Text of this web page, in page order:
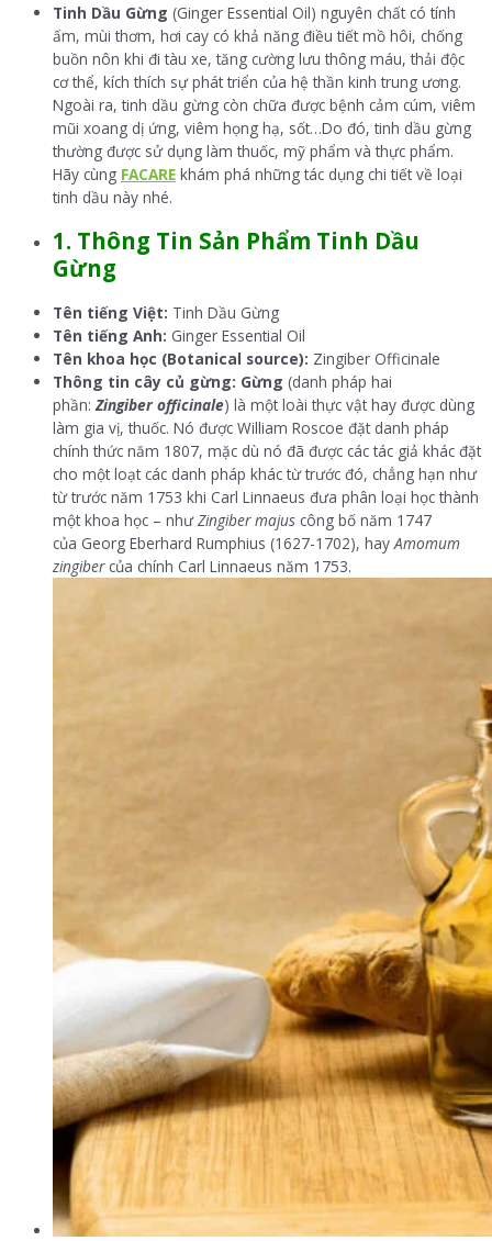
Tinh Dầu Gừng (Ginger Essential Oil) nguyên chất có tính
ấm, mùi thơm, hơi cay có khả năng điều tiết mồ hôi, chống
buồn nôn khi đi tàu xe, tăng cường lưu thông máu, thải độc
cơ thể, kích thích sự phát triển của hệ thần kinh trung ương.
Ngoài ra, tinh dầu gừng còn chữa được bệnh cảm cúm, viêm
mũi xoang dị ứng, viêm họng hạ, sốt…Do đó, tinh dầu gừng
thường được sử dụng làm thuốc, mỹ phẩm và thực phẩm.
Hãy cùng FACARE khám phá những tác dụng chi tiết về loại
tinh dầu này nhé.
1. Thông Tin Sản Phẩm Tinh Dầu
Gừng
Tên tiếng Việt: Tinh Dầu Gừng
Tên tiếng Anh: Ginger Essential Oil
Tên khoa học (Botanical source): Zingiber Officinale
Thông tin cây củ gừng: Gừng (danh pháp hai
phần: Zingiber officinale) là một loài thực vật hay được dùng
làm gia vị, thuốc. Nó được William Roscoe đặt danh pháp
chính thức năm 1807, mặc dù nó đã được các tác giả khác đặt
cho một loạt các danh pháp khác từ trước đó, chẳng hạn như
từ trước năm 1753 khi Carl Linnaeus đưa phân loại học thành
một khoa học – nhưZingiber majus công bố năm 1747
của Georg Eberhard Rumphius (1627-1702), hay Amomum
zingibercủa chính Carl Linnaeus năm 1753.